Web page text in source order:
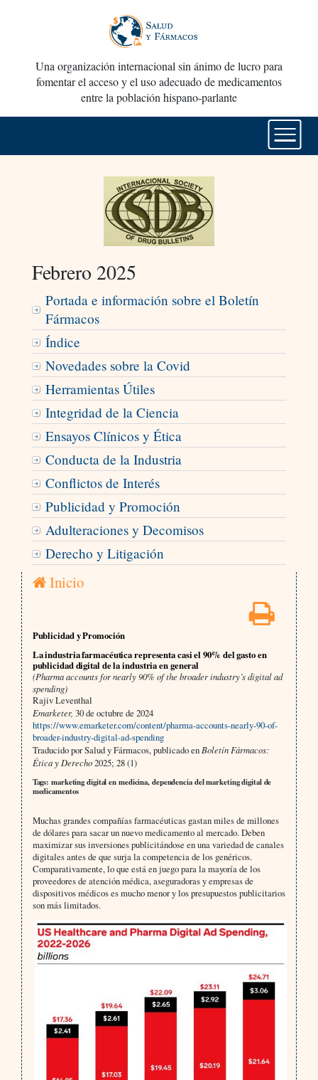
Una organización internacional sin ánimo de lucro para
fomentar el acceso y el uso adecuado de medicamentos
entre la población hispano-parlante
Febrero 2025
Portada e información sobre el Boletín
Fármacos
Índice
Novedades sobre la Covid
Herramientas Útiles
Integridad de la Ciencia
Ensayos Clínicos y Ética
Conducta de la Industria
Conflictos de Interés
Publicidad y Promoción
Adulteraciones y Decomisos
Derecho y Litigación
Inicio
Publicidad y Promoción
La industria farmacéutica representa casi el 90% del gasto en
publicidad digital de la industria en general
(Pharma accounts for nearly 90% of the broader industry’s digital ad
spending)
Rajiv Leventhal
Emarketer, 30 de octubre de 2024
https://www.emarketer.com/content/pharma-accounts-nearly-90-of-
broader-industry-digital-ad-spending
Traducido por Salud y Fármacos, publicado en Boletín Fármacos:
Ética y Derecho2025; 28 (1)
Tags: marketing digital en medicina, dependencia del marketing digital de
medicamentos
Muchas grandes compañías farmacéuticas gastan miles de millones
de dólares para sacar un nuevo medicamento al mercado. Deben
maximizar sus inversiones publicitándose en una variedad de canales
digitales antes de que surja la competencia de los genéricos.
Comparativamente, lo que está en juego para la mayoría de los
proveedores de atención médica, aseguradoras y empresas de
dispositivos médicos es mucho menor y los presupuestos publicitarios
son más limitados.